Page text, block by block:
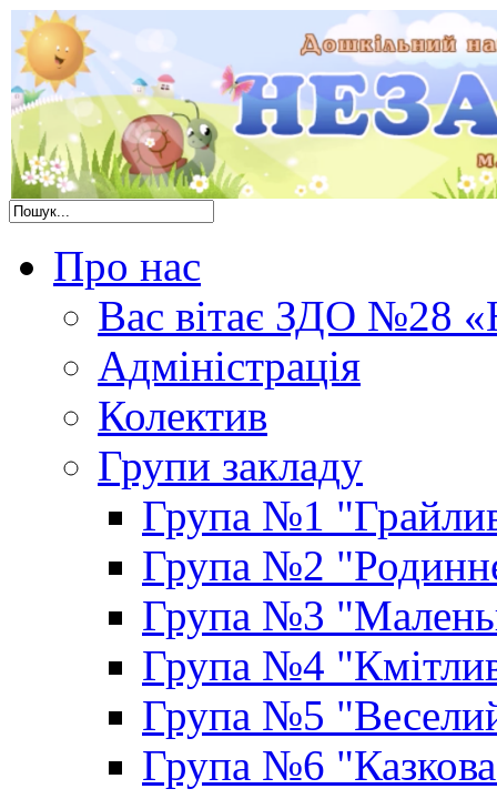
Про нас
Вас вітає ЗДО №28
Адміністрація
Колектив
Групи закладу
Група №1
Група №2
Група №3
Група №4
Група №5
Група №6